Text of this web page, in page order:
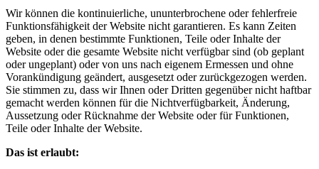
Wir können die kontinuierliche, ununterbrochene oder fehlerfreie
Funktionsfähigkeit der Website nicht garantieren. Es kann Zeiten
geben, in denen bestimmte Funktionen, Teile oder Inhalte der
Website oder die gesamte Website nicht verfügbar sind (ob geplant
oder ungeplant) oder von uns nach eigenem Ermessen und ohne
Vorankündigung geändert, ausgesetzt oder zurückgezogen werden.
Sie stimmen zu, dass wir Ihnen oder Dritten gegenüber nicht haftbar
gemacht werden können für die Nichtverfügbarkeit, Änderung,
Aussetzung oder Rücknahme der Website oder für Funktionen,
Teile oder Inhalte der Website.
Das ist erlaubt: